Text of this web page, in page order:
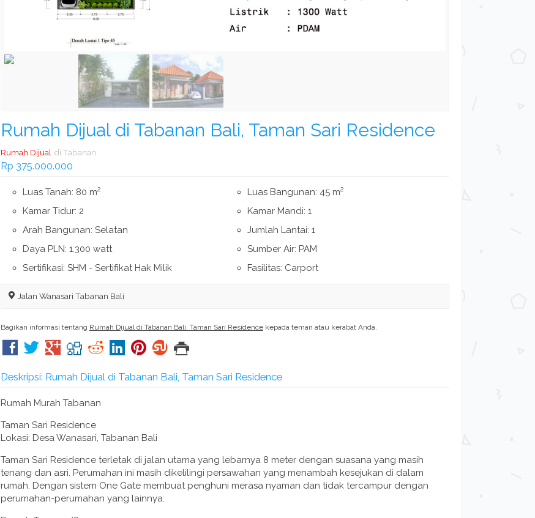
Rumah Dijual di Tabanan Bali, Taman Sari Residence
Rumah Dijual di Tabanan
Rp 375.000.000
Luas Tanah: 80 m2 Luas Bangunan: 45 m2
Kamar Tidur: 2
Kamar Mandi: 1
Arah Bangunan: Selatan
Jumlah Lantai: 1
Daya PLN: 1.300 watt
Sumber Air: PAM
Sertifikasi: SHM - Sertifikat Hak Milik
Fasilitas: Carport
Jalan Wanasari Tabanan Bali
Bagikan informasi tentang Rumah Dijual di Tabanan Bali, Taman Sari Residencekepada teman atau kerabat Anda.
Deskripsi: Rumah Dijual di Tabanan Bali, Taman Sari Residence
Rumah Murah Tabanan
Taman Sari Residence
Lokasi: Desa Wanasari, Tabanan Bali
Taman Sari Residence terletak di jalan utama yang lebarnya 8 meter dengan suasana yang masih
tenang dan asri. Perumahan ini masih dikelilingi persawahan yang menambah kesejukan di dalam
rumah. Dengan sistem One Gate membuat penghuni merasa nyaman dan tidak tercampur dengan
perumahan-perumahan yang lainnya.